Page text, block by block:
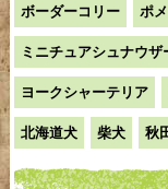
ボーダーコリー ポ
ミニチュアシュナウザ
ヨークシャーテリア
北海道犬 柴犬 秋